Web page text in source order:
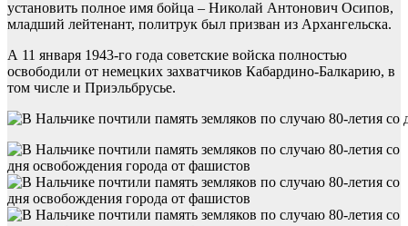
установить полное имя бойца – Николай Антонович Осипов,
младший лейтенант, политрук был призван из Архангельска.
А 11 января 1943-го года советские войска полностью
освободили от немецких захватчиков Кабардино-Балкарию, в
том числе и Приэльбрусье.